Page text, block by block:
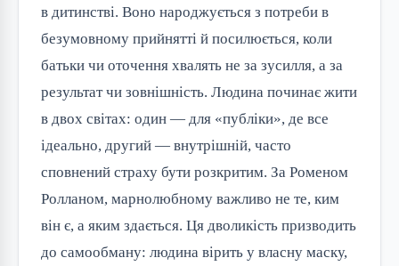
в дитинстві. Воно народжується з потреби в
безумовному прийнятті й посилюється, коли
батьки чи оточення хвалять не за зусилля, а за
результат чи зовнішність. Людина починає жити
в двох світах: один — для «публіки», де все
ідеально, другий — внутрішній, часто
сповнений страху бути розкритим. За Роменом
Ролланом, марнолюбному важливо не те, ким
він є, а яким здається. Ця дволикість призводить
до самообману: людина вірить у власну маску,